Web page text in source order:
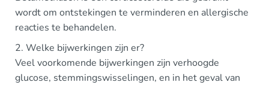
wordt om ontstekingen te verminderen en allergische
reacties te behandelen.
2. Welke bijwerkingen zijn er?
Veel voorkomende bijwerkingen zijn verhoogde
glucose, stemmingswisselingen, en in het geval van